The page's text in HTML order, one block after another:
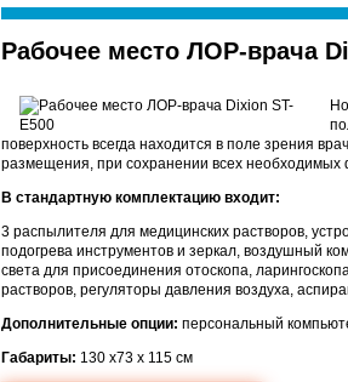
Рабочее место ЛОР-врача
поверхность всегда находится в поле зрения
размещения, при сохранении всех необходимых
В стандартную комплектацию входит:
3 распылителя для медицинских растворов,
подогрева инструментов и зеркал, воздушный
света для присоединения отоскопа,
растворов, регуляторы давления воздуха,
Дополнительные опции: персональный
Габариты: 130 х73 х 115 см